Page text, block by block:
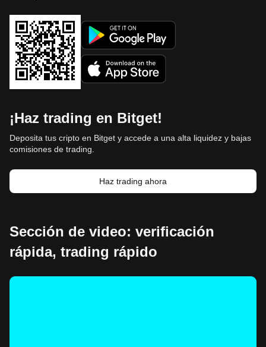
¡Haz trading en Bitget!
Deposita tus cripto en Bitget y accede a una alta liquidez y bajas
comisiones de trading.
Haz trading ahora
Sección de video: verificación
rápida, trading rápido